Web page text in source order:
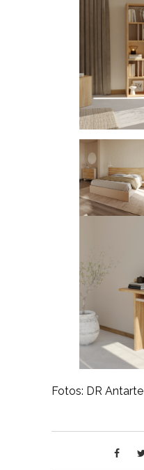
Fotos: DR Antarte